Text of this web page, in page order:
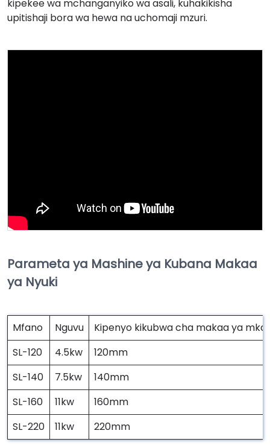
kipekee wa mchanganyiko wa asali, kuhakikisha
upitishaji bora wa hewa na uchomaji mzuri.
Parameta ya Mashine ya Kubana Makaa
ya Nyuki
Mfano Nguvu
Kipenyo kikubwa cha makaa ya
SL-120
4.5kw
120mm
SL-140
7.5kw
140mm
SL-160
11kw
160mm
SL-220
11kw 220mm